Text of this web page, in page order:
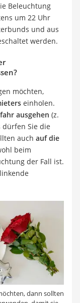
Beleuchtung
um 22 Uhr
und aus
werden.
möchten,
einholen.
ausgehen (z.
Sie die
auch auf die
beim
der Fall ist.
dann sollten